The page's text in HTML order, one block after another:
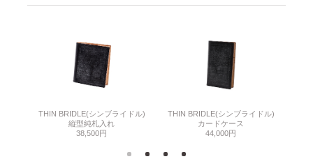
THIN BRIDLE(シンブライドル)
縦型純札入れ
38,500円
THIN BRIDLE(シンブライドル)
カードケース
44,000円